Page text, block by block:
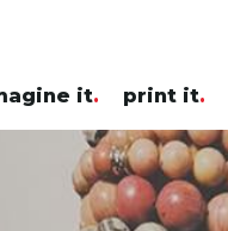
it print it